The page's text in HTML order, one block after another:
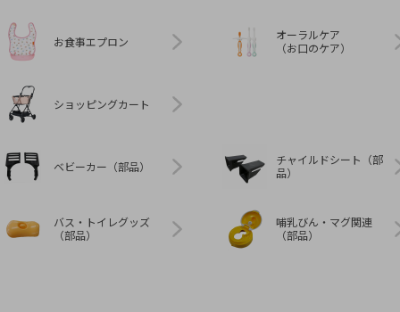
お食事エプロン
オーラルケア
（お口のケア）
ショッピングカート
ベビーカー（部品）
チャイルドシート（部
品）
バス・トイレグッズ
（部品）
哺乳びん・マグ関連
（部品）